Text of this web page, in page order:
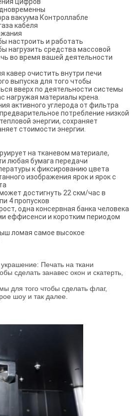
цифров
вакуума Контроллабле
кабеля
настроить и работать
нагрузить средства массовой
во время вашей деятельности
кавер очистить внутри печи
выпуска для того чтобы
вверх по деятельности системы
нагружая материалы крена.
активного углерода от фильтра
потребление низкой
энергии, сохраняет
стоимости энергии.
на тканевом материале,
любая бумага передачи
к фиксированию цвета
изображения ярок и ярок с
достигнуть 22 скм/час в
4 пропусков
одна консервная банка человека
еффисенси и коротким периодом
ломая самое высокое
Печать на ткани
сделать занавес окон и скатерть,
для того чтобы сделать флаг,
шоу и так далее.